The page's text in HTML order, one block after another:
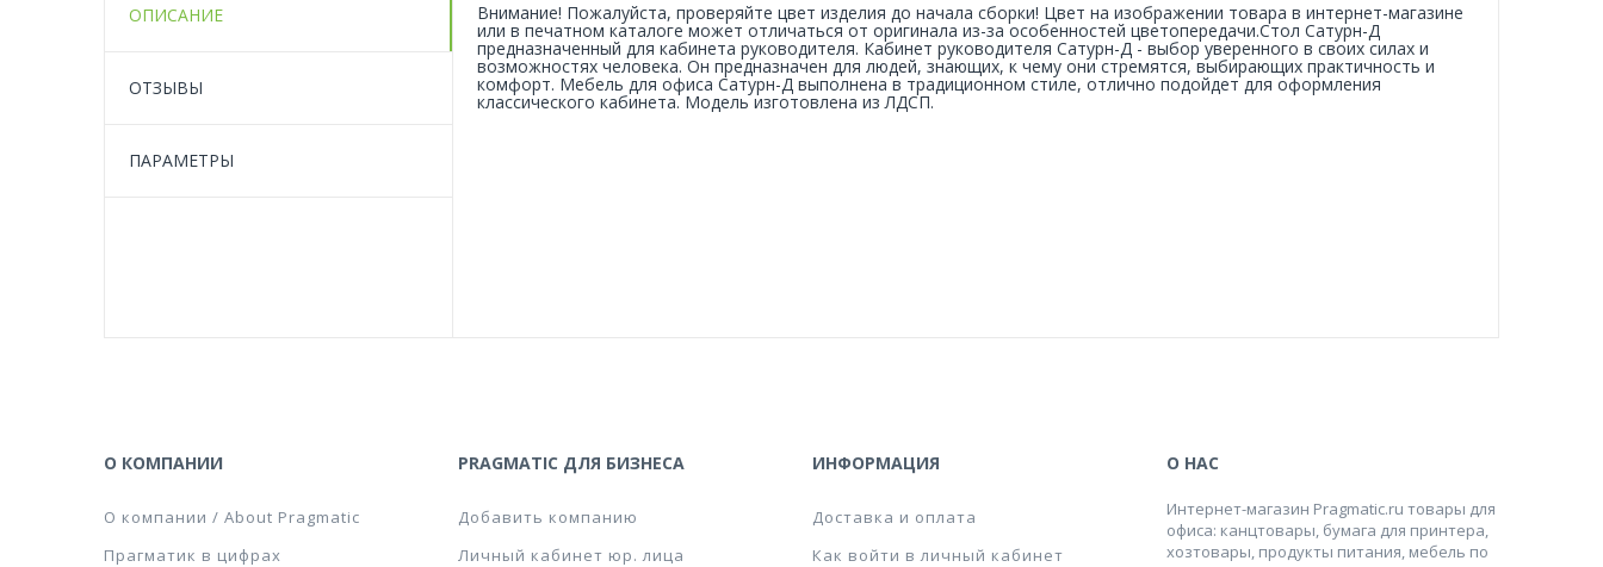
ОПИСАНИЕ
ОТЗЫВЫ
ПАРАМЕТРЫ
Внимание! Пожалуйста, проверяйте цвет изделия до начала сборки! Цвет на изображении товара в интернет-магазине
или в печатном каталоге может отличаться от оригинала из-за особенностей цветопередачи.Стол Сатурн-Д
предназначенный для кабинета руководителя. Кабинет руководителя Сатурн-Д - выбор уверенного в своих силах и
возможностях человека. Он предназначен для людей, знающих, к чему они стремятся, выбирающих практичность и
комфорт. Мебель для офиса Сатурн-Д выполнена в традиционном стиле, отлично подойдет для оформления
классического кабинета. Модель изготовлена из ЛДСП.
О КОМПАНИИ
О компании / About Pragmatic
Прагматик в цифрах
PRAGMATIC ДЛЯ БИЗНЕСА
Добавить компанию
Личный кабинет юр. лица
ИНФОРМАЦИЯ
Доставка и оплата
Как войти в личный кабинет
О НАС
Интернет-магазин Pragmatic.ru товары для
офиса: канцтовары, бумага для принтера,
хозтовары, продукты питания, мебель по